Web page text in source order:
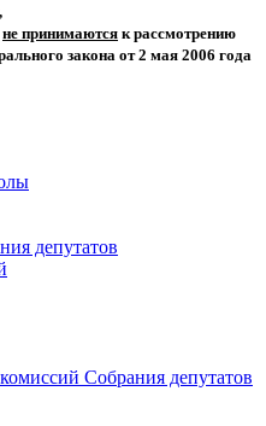
не принимаются к рассмотрению
закона от 2 мая 2006 года
депутатов
Собрания депутатов